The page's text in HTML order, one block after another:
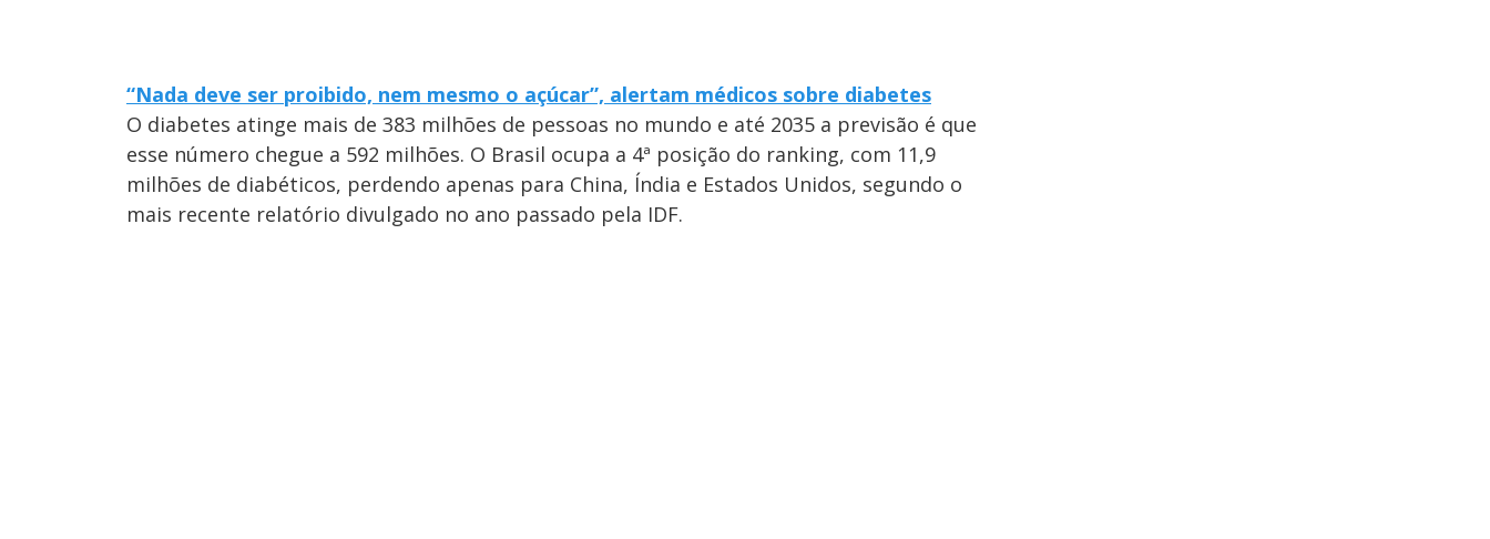
“Nada deve ser proibido, nem mesmo o açúcar”, alertam médicos sobre diabetes
O diabetes atinge mais de 383 milhões de pessoas no mundo e até 2035 a previsão é que
esse número chegue a 592 milhões. O Brasil ocupa a 4ª posição do ranking, com 11,9
milhões de diabéticos, perdendo apenas para China, Índia e Estados Unidos, segundo o
mais recente relatório divulgado no ano passado pela IDF.